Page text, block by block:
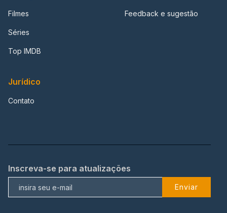
Filmes
Séries
Top IMDB
Feedback e sugestão
Jurídico
Contato
Inscreva-se para atualizações
Enviar